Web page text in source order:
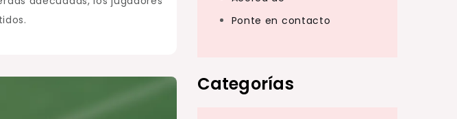
Ponte en contacto
Categorías